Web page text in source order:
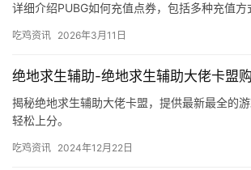
详细介绍PUBG如何充值点券，包括多种充值方
吃鸡资讯 2026年3月11日
绝地求生辅助-绝地求生辅助大佬卡盟
揭秘绝地求生辅助大佬卡盟，提供最新最全的
轻松上分。
吃鸡资讯 2024年12月22日